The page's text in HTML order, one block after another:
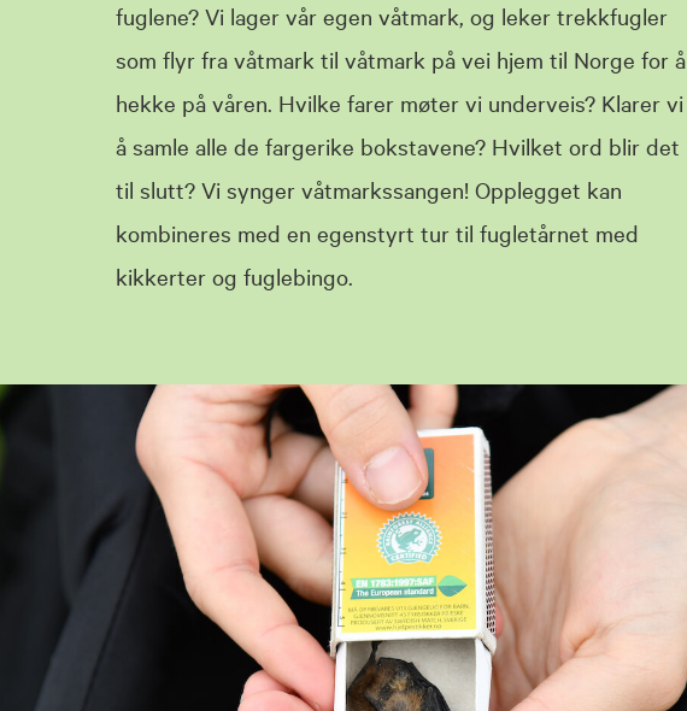
fuglene? Vi lager vår egen våtmark, og leker trekkfugler
som flyr fra våtmark til våtmark på vei hjem til Norge for å
hekke på våren. Hvilke farer møter vi underveis? Klarer vi
å samle alle de fargerike bokstavene? Hvilket ord blir det
til slutt? Vi synger våtmarkssangen! Opplegget kan
kombineres med en egenstyrt tur til fugletårnet med
kikkerter og fuglebingo.